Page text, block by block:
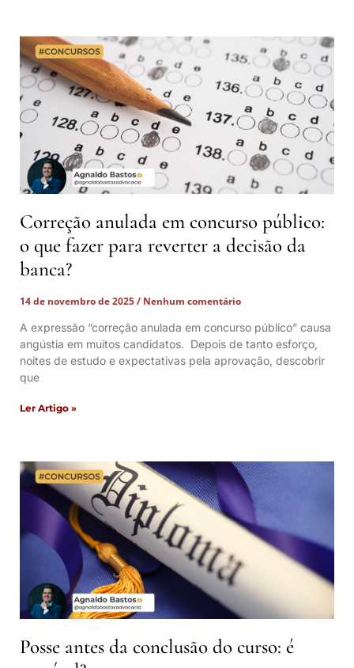
Correção anulada em concurso público:
o que fazer para reverter a decisão da
banca?
14 de novembro de 2025
Nenhum comentário
A expressão “correção anulada em concurso público” causa
angústia em muitos candidatos. Depois de tanto esforço,
noites de estudo e expectativas pela aprovação, descobrir
que
Ler Artigo »
Posse antes da conclusão do curso: é